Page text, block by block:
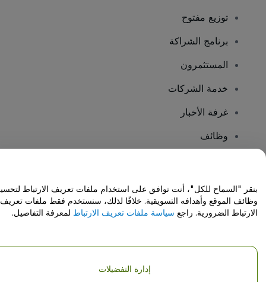
توزيع مفتوح
برنامج الشراكة
المستثمرون
خدمة الشركات
غرفة الأخبار
وظائف
مركز المساعدة / اتصل بنا
حقوق النشر © شركة فياجوجو المحدودة 2026
تفاصيل الشركة
بنقر "السماح للكل"، أنت توافق على استخدام ملفات تعريف الارتباط
وظائف الموقع وأهدافه التسويقية. خلافًا لذلك، سنستخدم فقط ملفات تعريف
الارتباط الضرورية. راجع سياسة ملفات تعريف الارتباط لمعرفة التفاصيل.
إدارة التفضيلات